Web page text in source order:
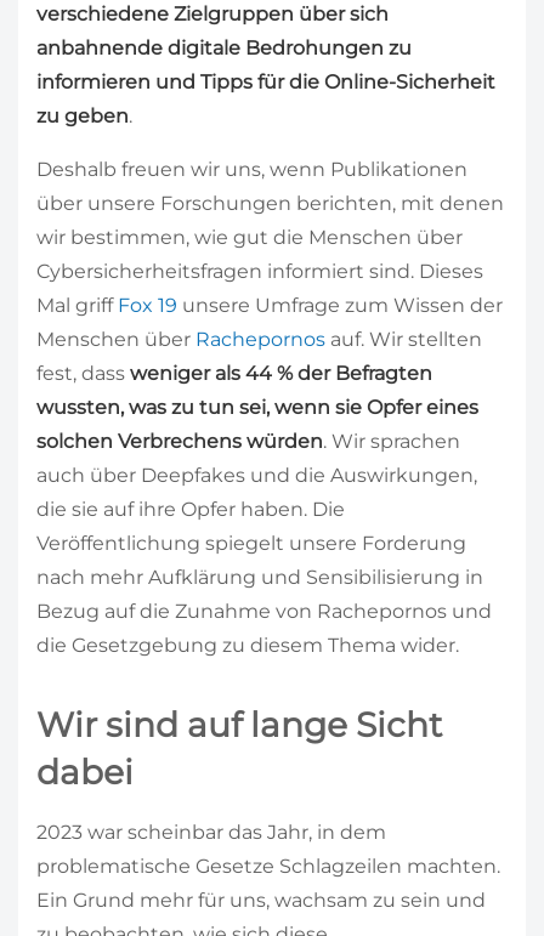
verschiedene Zielgruppen über sich
anbahnende digitale Bedrohungen zu
informieren und Tipps für die Online-Sicherheit
zu geben.
Deshalb freuen wir uns, wenn Publikationen
über unsere Forschungen berichten, mit denen
wir bestimmen, wie gut die Menschen über
Cybersicherheitsfragen informiert sind. Dieses
Mal griff Fox 19 unsere Umfrage zum Wissen der
Menschen über Rachepornos auf. Wir stellten
fest, dass weniger als 44 % der Befragten
wussten, was zu tun sei, wenn sie Opfer eines
solchen Verbrechens würden. Wir sprachen
auch über Deepfakes und die Auswirkungen,
die sie auf ihre Opfer haben. Die
Veröffentlichung spiegelt unsere Forderung
nach mehr Aufklärung und Sensibilisierung in
Bezug auf die Zunahme von Rachepornos und
die Gesetzgebung zu diesem Thema wider.
Wir sind auf lange Sicht
dabei
2023 war scheinbar das Jahr, in dem
problematische Gesetze Schlagzeilen machten.
Ein Grund mehr für uns, wachsam zu sein und